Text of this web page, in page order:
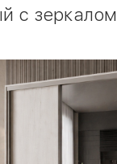
с зеркалом